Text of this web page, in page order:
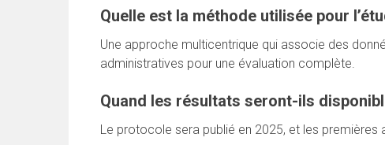
Quelle est la méthode utilisée pour
Une approche multicentrique qui associe des
administratives pour une évaluation complète.
Quand les résultats seront-ils
Le protocole sera publié en 2025, et les